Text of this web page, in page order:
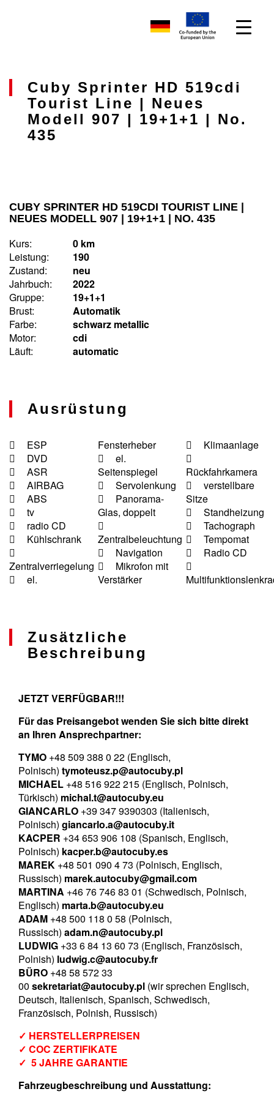
Cuby Sprinter HD 519cdi
Tourist Line | Neues
Modell 907 | 19+1+1 | No.
435
CUBY SPRINTER HD 519CDI TOURIST LINE |
NEUES MODELL 907 | 19+1+1 | NO. 435
Kurs:
0 km
Leistung:
190
Zustand:
neu
Jahrbuch:
2022
Gruppe:
19+1+1
Brust:
Automatik
Farbe:
schwarz metallic
Motor:
cdi
Läuft:
automatic
Ausrüstung
ESP
DVD
ASR
AIRBAG
ABS
tv
radio CD
Kühlschrank
Zentralverriegelung
el.
Fensterheber
el.
Seitenspiegel
Servolenkung
Panorama-
Glas, doppelt
Zentralbeleuchtung
Navigation
Mikrofon mit
Verstärker
Klimaanlage
Rückfahrkamera
verstellbare
Sitze
Standheizung
Tachograph
Tempomat
Radio CD
Zusätzliche
Beschreibung
JETZT VERFÜGBAR!!!
Für das Preisangebot wenden Sie sich bitte direkt
an Ihren Ansprechpartner:
TYMO +48 509 388 0 22 (Englisch,
Polnisch) tymoteusz.p@autocuby.pl
MICHAEL +48 516 922 215 (Englisch, Polnisch,
Türkisch) michal.t@autocuby.eu
GIANCARLO +39 347 9390303 (Italienisch,
Polnisch) giancarlo.a@autocuby.it
KACPER +34 653 906 108 (Spanisch, Englisch,
Polnisch) kacper.b@autocuby.es
MAREK +48 501 090 4 73 (Polnisch, Englisch,
Russisch) marek.autocuby@gmail.com
MARTINA +46 76 746 83 01 (Schwedisch, Polnisch,
Englisch) marta.b@autocuby.eu
ADAM +48 500 118 0 58 (Polnisch,
Russisch) adam.n@autocuby.pl
LUDWIG +33 6 84 13 60 73 (Englisch, Französisch,
Polnish) ludwig.c@autocuby.fr
BÜRO +48 58 572 33
00 sekretariat@autocuby.pl (wir sprechen Englisch,
Deutsch, Italienisch, Spanisch, Schwedisch,
Französisch, Polnish, Russisch)
✓ HERSTELLERPREISEN
✓ COC ZERTIFIKATE
✓ 5 JAHRE GARANTIE
Fahrzeugbeschreibung und Ausstattung: